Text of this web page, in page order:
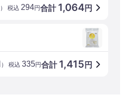
合計 1,064円
） 税込 294円
合計 1,415 円
） 税込 335円